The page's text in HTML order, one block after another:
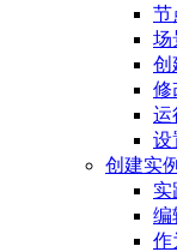
节
场
创
修
运
设
创建实例
实
编
作